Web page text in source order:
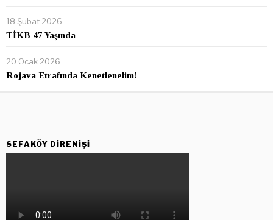
18 Şubat 2026
TİKB 47 Yaşında
20 Ocak 2026
Rojava Etrafında Kenetlenelim!
SEFAKÖY DIRENIŞI